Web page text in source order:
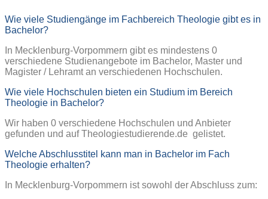
Wie viele Studiengänge im Fachbereich Theologie gibt es in
Bachelor?
In Mecklenburg-Vorpommern gibt es mindestens 0
verschiedene Studienangebote im Bachelor, Master und
Magister / Lehramt an verschiedenen Hochschulen.
Wie viele Hochschulen bieten ein Studium im Bereich
Theologie in Bachelor?
Wir haben 0 verschiedene Hochschulen und Anbieter
gefunden und auf Theologiestudierende.de gelistet.
Welche Abschlusstitel kann man in Bachelor im Fach
Theologie erhalten?
In Mecklenburg-Vorpommern ist sowohl der Abschluss zum: